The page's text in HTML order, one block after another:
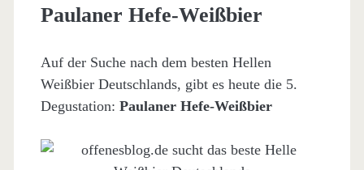
Paulaner Hefe-Weißbier
Auf der Suche nach dem besten Hellen
Weißbier Deutschlands, gibt es heute die 5.
Degustation: Paulaner Hefe-Weißbier